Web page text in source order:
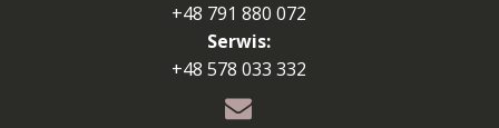
+48 791 880 072
Serwis:
+48 578 033 332